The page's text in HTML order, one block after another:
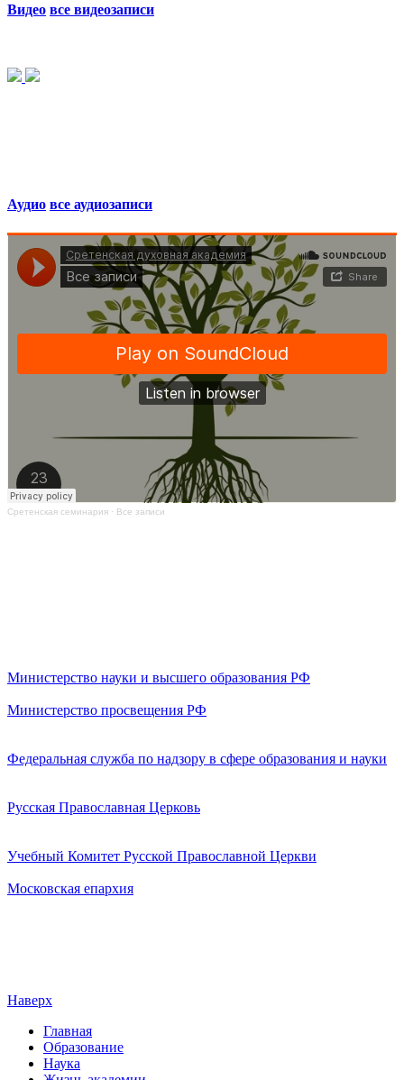
Видео все видеозаписи
Аудио все аудиозаписи
Сретенская семинария · Все записи
Министерство науки и высшего образования РФ
Министерство просвещения РФ
Федеральная служба по надзору в сфере образования и науки
Русская Православная Церковь
Учебный Комитет Русской Православной Церкви
Московская епархия
Наверх
Главная
Образование
Наука